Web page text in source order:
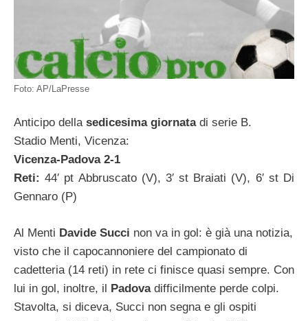
Foto: AP/LaPresse
Anticipo della sedicesima giornatadi serie B.
Stadio Menti, Vicenza:
Vicenza-Padova 2-1
Reti: 44′ pt Abbruscato (V), 3′ st Braiati (V), 6′ st Di
Gennaro (P)
Al Menti Davide Succi non va in gol: è già una notizia,
visto che il capocannoniere del campionato di
cadetteria (14 reti) in rete ci finisce quasi sempre. Con
lui in gol, inoltre, il Padova difficilmente perde colpi.
Stavolta, si diceva, Succi non segna e gli ospiti